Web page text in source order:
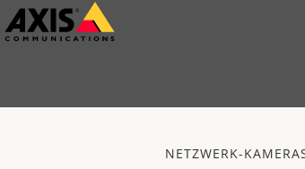
Zum
Hauptinhalt
NETZWERK-